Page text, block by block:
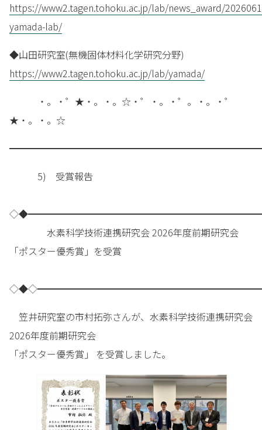
https://www2.tagen.tohoku.ac.jp/lab/news_award/
yamada-lab/
◆山田研究室(無機固体材料化学研究分野)
https://www2.tagen.tohoku.ac.jp/lab/yamada/
・。・゜★・。・。☆・゜・。・゜。・。・゜
★・。・。☆
5) 受賞報告
水素科学技術連携研究会 2026年度前期研究会
「ポスター優秀賞」を受賞
笠井研究室の市村拓弥さんが、水素科学技術連携研究会
2026年度前期研究会
「ポスター優秀賞」 を受賞しました。